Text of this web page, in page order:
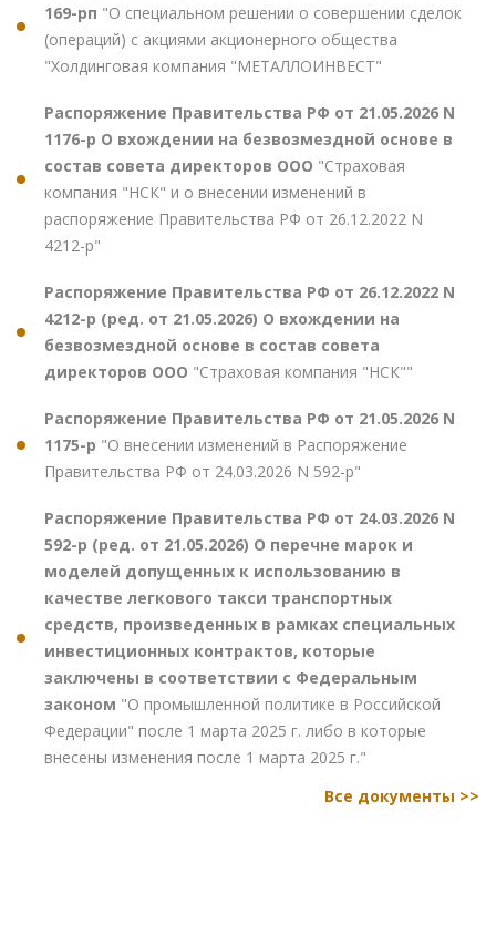
169-рп "О специальном решении о совершении сделок
(операций) с акциями акционерного общества
"Холдинговая компания "МЕТАЛЛОИНВЕСТ"
Распоряжение Правительства РФ от 21.05.2026 N
1176-р О вхождении на безвозмездной основе в
состав совета директоров ООО "Страховая
компания "НСК" и о внесении изменений в
распоряжение Правительства РФ от 26.12.2022 N
4212-р"
Распоряжение Правительства РФ от 26.12.2022 N
4212-р (ред. от 21.05.2026) О вхождении на
безвозмездной основе в состав совета
директоров ООО "Страховая компания "НСК""
Распоряжение Правительства РФ от 21.05.2026 N
1175-р "О внесении изменений в Распоряжение
Правительства РФ от 24.03.2026 N 592-р"
Распоряжение Правительства РФ от 24.03.2026 N
592-р (ред. от 21.05.2026) О перечне марок и
моделей допущенных к использованию в
качестве легкового такси транспортных
средств, произведенных в рамках специальных
инвестиционных контрактов, которые
заключены в соответствии с Федеральным
законом "О промышленной политике в Российской
Федерации" после 1 марта 2025 г. либо в которые
внесены изменения после 1 марта 2025 г."
Все документы >>